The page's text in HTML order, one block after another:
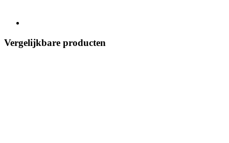
Vergelijkbare producten